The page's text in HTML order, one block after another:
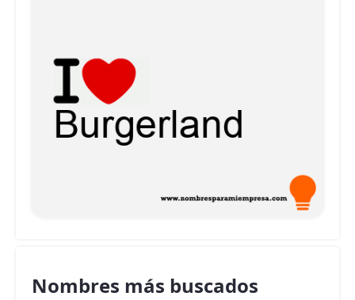
Nombres más buscados